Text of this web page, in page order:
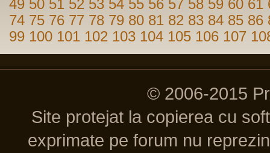
49 50 51 52 53 54 55 56 57 58 59 60 61
74 75 76 77 78 79 80 81 82 83 84 85 86
99 100 101 102 103 104 105 106 107
© 2006-2015
Site protejat la copierea cu
exprimate pe forum nu